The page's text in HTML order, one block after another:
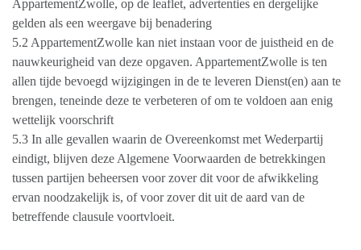
AppartementZwolle, op de leaflet, advertenties en dergelijke
gelden als een weergave bij benadering
5.2 AppartementZwolle kan niet instaan voor de juistheid en de
nauwkeurigheid van deze opgaven. AppartementZwolle is ten
allen tijde bevoegd wijzigingen in de te leveren Dienst(en) aan te
brengen, teneinde deze te verbeteren of om te voldoen aan enig
wettelijk voorschrift
5.3 In alle gevallen waarin de Overeenkomst met Wederpartij
eindigt, blijven deze Algemene Voorwaarden de betrekkingen
tussen partijen beheersen voor zover dit voor de afwikkeling
ervan noodzakelijk is, of voor zover dit uit de aard van de
betreffende clausule voortvloeit.